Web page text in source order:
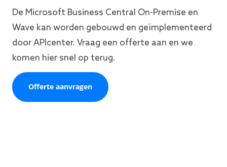
De Microsoft Business Central On-Premise en
Wave kan worden gebouwd en geïmplementeerd
door APIcenter. Vraag een offerte aan en we
komen hier snel op terug.
Offerte aanvragen